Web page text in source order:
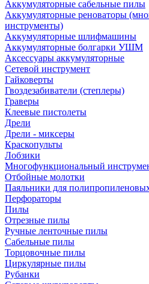
Аккумуляторные сабельные пилы
Аккумуляторные реноваторы
инструменты)
Аккумуляторные шлифмашины
Аккумуляторные болгарки УШМ
Аксессуары аккумуляторные
Сетевой инструмент
Гайковерты
Гвоздезабиватели (степлеры)
Граверы
Клеевые пистолеты
Дрели
Дрели - миксеры
Краскопульты
Лобзики
Многофункциональный
Отбойные молотки
Паяльники для
Перфораторы
Пилы
Отрезные пилы
Ручные ленточные пилы
Сабельные пилы
Торцовочные пилы
Циркулярные пилы
Рубанки